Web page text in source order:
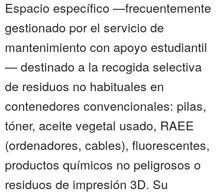
Espacio específico —frecuentemente
gestionado por el servicio de
mantenimiento con apoyo estudiantil
— destinado a la recogida selectiva
de residuos no habituales en
contenedores convencionales: pilas,
tóner, aceite vegetal usado, RAEE
(ordenadores, cables), fluorescentes,
productos químicos no peligrosos o
residuos de impresión 3D. Su